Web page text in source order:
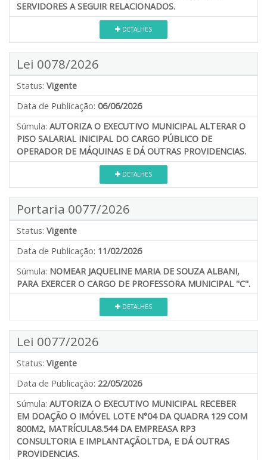
SERVIDORES A SEGUIR RELACIONADOS.
DETALHES
Lei 0078/2026
Status: Vigente
Data de Publicação: 06/06/2026
Súmula: AUTORIZA O EXECUTIVO MUNICIPAL ALTERAR O
PISO SALARIAL INICIPAL DO CARGO PÚBLICO DE
OPERADOR DE MÁQUINAS E DÁ OUTRAS PROVIDENCIAS.
DETALHES
Portaria 0077/2026
Status: Vigente
Data de Publicação: 11/02/2026
Súmula: NOMEAR JAQUELINE MARIA DE SOUZA ALBANI,
PARA EXERCER O CARGO DE PROFESSORA MUNICIPAL ''C''.
DETALHES
Lei 0077/2026
Status: Vigente
Data de Publicação: 22/05/2026
Súmula: AUTORIZA O EXECUTIVO MUNICIPAL RECEBER
EM DOAÇÃO O IMÓVEL LOTE N°04 DA QUADRA 129 COM
800M2, MATRÍCULA8.544 DA EMPREASA RP3
CONSULTORIA E IMPLANTAÇÃOLTDA, E DÁ OUTRAS
PROVIDENCIAS.